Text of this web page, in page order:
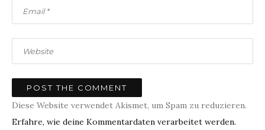
Diese Website verwendet Akismet, um Spam zu reduzieren.
Erfahre, wie deine Kommentardaten verarbeitet werden.